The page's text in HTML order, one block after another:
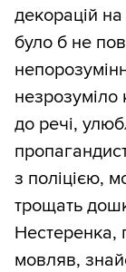
декорацій
було б не
до речі,
з поліцією,
трощать
Нестеренка,
мовляв,